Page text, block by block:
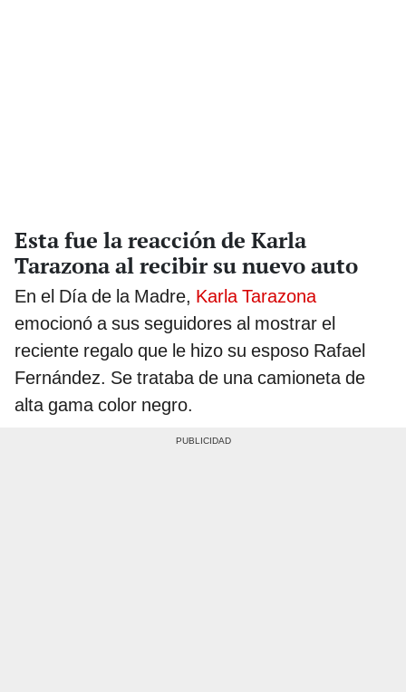
Esta fue la reacción de Karla
Tarazona al recibir su nuevo auto
En el Día de la Madre, Karla Tarazona
emocionó a sus seguidores al mostrar el
reciente regalo que le hizo su esposo Rafael
Fernández. Se trataba de una camioneta de
alta gama color negro.